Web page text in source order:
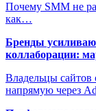
Почему SMM не
как…
Бренды
коллаборации:
Владельцы сайтов
напрямую через